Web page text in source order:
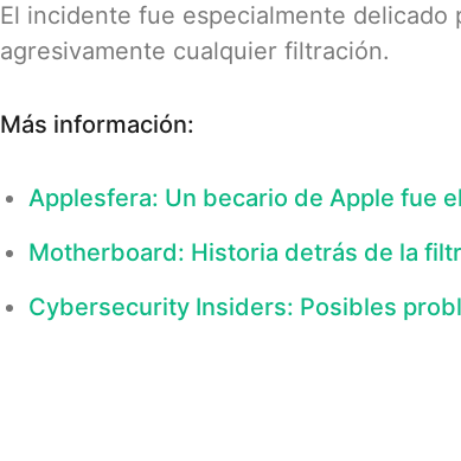
El incidente fue especialmente
agresivamente cualquier filtración.
Más información:
Applesfera: Un becario de Apple fue
Motherboard: Historia detrás de la
Cybersecurity Insiders: Posibles